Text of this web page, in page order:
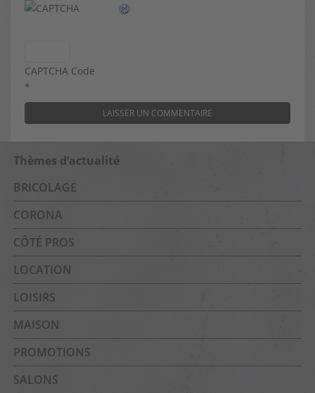
CAPTCHA Code
*
Thèmes d’actualité
BRICOLAGE
CORONA
CÔTÉ PROS
LOCATION
LOISIRS
MAISON
PROMOTIONS
SALONS